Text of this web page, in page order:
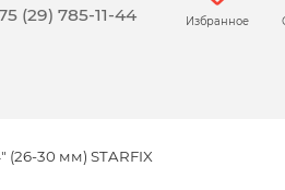
(29) 785-11-44
Избранное
(26-30 мм) STARFIX